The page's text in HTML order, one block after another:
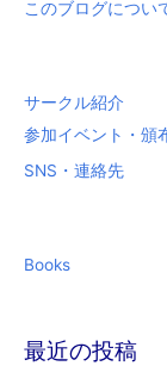
このブログについ
サークル紹介
参加イベント・頒
SNS・連絡先
Books
最近の投稿